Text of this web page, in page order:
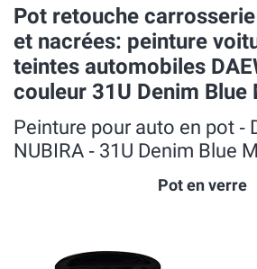
Pot retouche
et nacrées: peinture
teintes automobiles
couleur 31U Denim Blue
Peinture pour auto en pot ‐
NUBIRA ‐ 31U Denim Blue
Pot en verre